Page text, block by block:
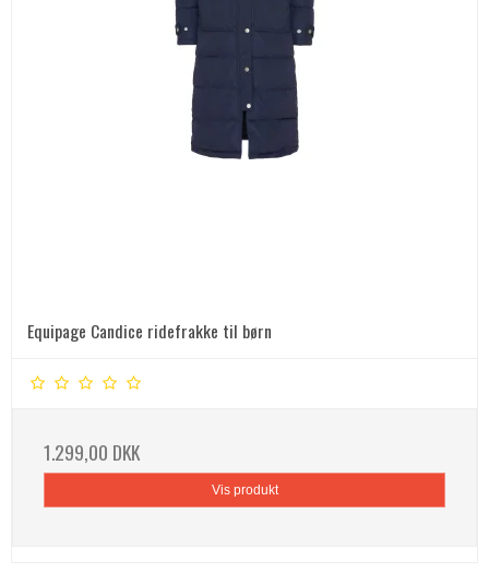
Equipage Candice ridefrakke til børn
1.299,00 DKK
Vis produkt